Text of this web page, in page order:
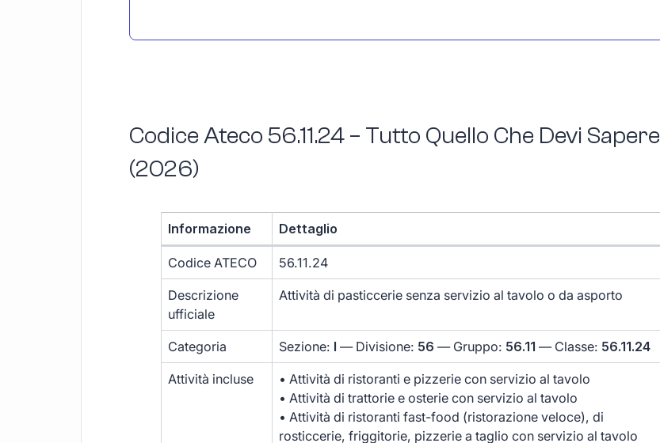
Codice Ateco 56.11.24 – Tutto Quello Che Devi Sapere
(2026)
Informazione Dettaglio
Codice ATECO 56.11.24
Descrizione
ufficiale
Attività di pasticcerie senza servizio al tavolo o da asporto
Categoria Sezione: I — Divisione: 56 — Gruppo: 56.11 — Classe: 56.11.24
Attività incluse
• Attività di ristoranti e pizzerie con servizio al tavolo
• Attività di trattorie e osterie con servizio al tavolo
• Attività di ristoranti fast-food (ristorazione veloce), di
rosticcerie, friggitorie, pizzerie a taglio con servizio al tavolo